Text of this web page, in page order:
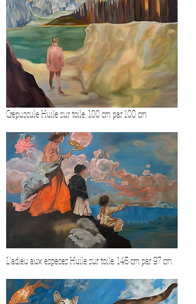
Crépuscule Huile sur toile, 100 cm par 100 cm
L’adieu aux espèces Huile sur toile, 146 cm par 97 cm